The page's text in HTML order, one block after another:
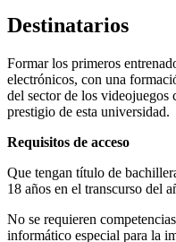
Destinatarios
Formar los primeros
electrónicos, con una
del sector de los
prestigio de esta universidad.
Requisitos de acceso
Que tengan título de
18 años en el transcurso del
No se requieren
informático especial para la